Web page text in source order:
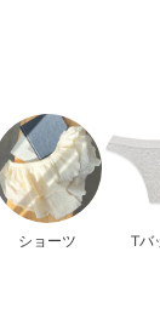
ショーツ Tバ